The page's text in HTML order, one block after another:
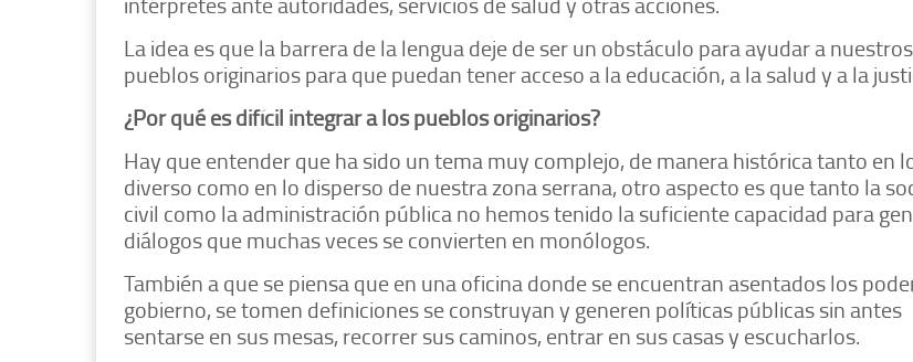
La idea es que la barrera de la lengua deje de ser un obstáculo para ayudar a nuestros
pueblos originarios para que puedan tener acceso a la educación, a la salud y a la
¿Por qué es difícil integrar a los pueblos originarios?
Hay que entender que ha sido un tema muy complejo, de manera histórica tanto en
diverso como en lo disperso de nuestra zona serrana, otro aspecto es que tanto la
civil como la administración pública no hemos tenido la suficiente capacidad para
diálogos que muchas veces se convierten en monólogos.
También a que se piensa que en una oficina donde se encuentran asentados los
gobierno, se tomen definiciones se construyan y generen políticas públicas sin antes
sentarse en sus mesas, recorrer sus caminos, entrar en sus casas y escucharlos.